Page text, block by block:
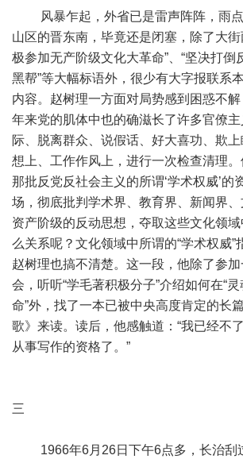
风暴乍起，外省已是雷声阵阵，雨点
山区的晋东南，毕竟还是闭塞，除了大街
极参加无产阶级文化大革命”、“坚决打倒
黑帮”等大幅标语外，很少有大字报联系
内容。赵树理一方面对局势感到困惑不
年来党的肌体中也的确滋长了许多官僚
际、脱离群众、说假话、好大喜功、欺
想上、工作作风上，进行一次检查清理。
那批反党反社会主义的所谓‘学术权威’的
场，彻底批判学术界、教育界、新闻界
资产阶级的反动思想，夺取这些文化领域
么关系呢？文化领域中所谓的“学术权威”
赵树理也搞不清楚。这一段，他除了参
会，听听“学毛著积极分子”介绍如何在“
命”外，找了一本已被中央高度肯定的长
歌》来读。读后，他感触道：“我已经不
从事写作的资格了。”
三
1966年6月26日下午6点多，长治刮